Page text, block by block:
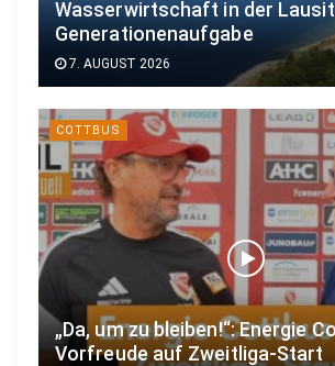
Wasserwirtschaft in der
Generationenaufgabe
7. AUGUST 2026
COTTBUS
„Da, um zu bleiben!“: Energie
Vorfreude auf Zweitliga-Start